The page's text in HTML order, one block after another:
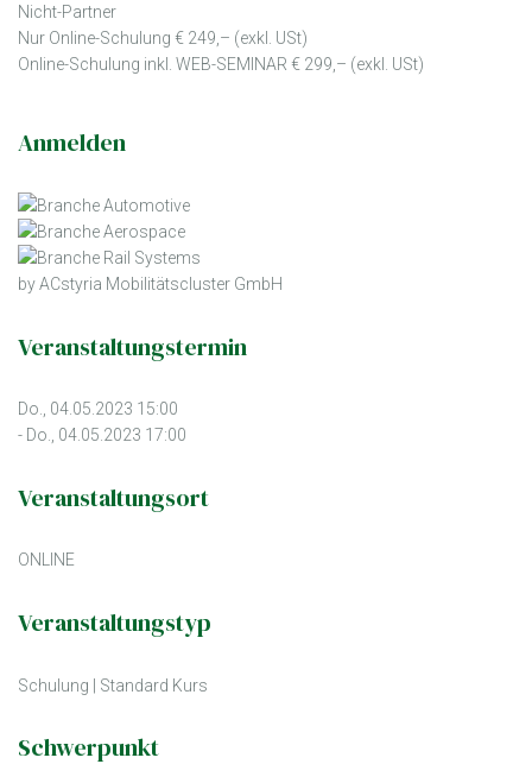
Nicht-Partner
Nur Online-Schulung € 249,– (exkl. USt)
Online-Schulung inkl. WEB-SEMINAR € 299,– (exkl. USt)
Anmelden
by ACstyria Mobilitätscluster GmbH
Veranstaltungstermin
Do., 04.05.2023 15:00
- Do., 04.05.2023 17:00
Veranstaltungsort
ONLINE
Veranstaltungstyp
Schulung | Standard Kurs
Schwerpunkt